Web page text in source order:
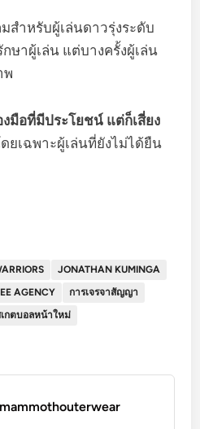
สำหรับผู้เล่นดาวรุ่งระดับ
ษาผู้เล่น แต่บางครั้งผู้เล่น
พ
งมือที่มีประโยชน์ แต่ก็เสี่ยง
ยเฉพาะผู้เล่นที่ยังไม่ได้ยืน
JONATHAN KUMINGA
AGENCY
การเจรจาสัญญา
กตบอลหน้าใหม่